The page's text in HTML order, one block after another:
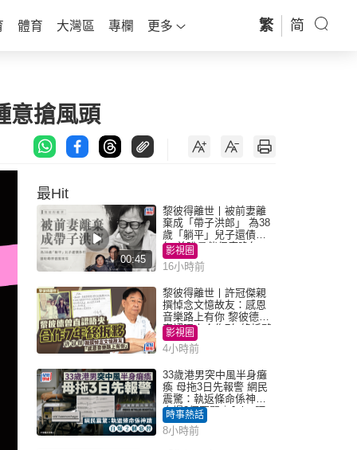
體育 大灣區 專欄 更多 繁 简
意搶風頭
最Hit
00:45
黎彼得離世丨被前妻離
棄成「帶子洪郎」 為38
歲「躺平」兒子還債多
年 曾盼尋伴侶度晚年
影視圈
16小時前
黎彼得離世丨許冠傑親
撰悼念文憶故友：感恩
音樂路上有你 黎彼德曾
直認唔夾合作7年終拆夥
影視圈
4小時前
33歲港男突中風半身癱
瘓 母拖3日先報警 網民
震驚：執返條命係神蹟
自爆2個惡習｜Juicy叮
時事熱話
8小時前